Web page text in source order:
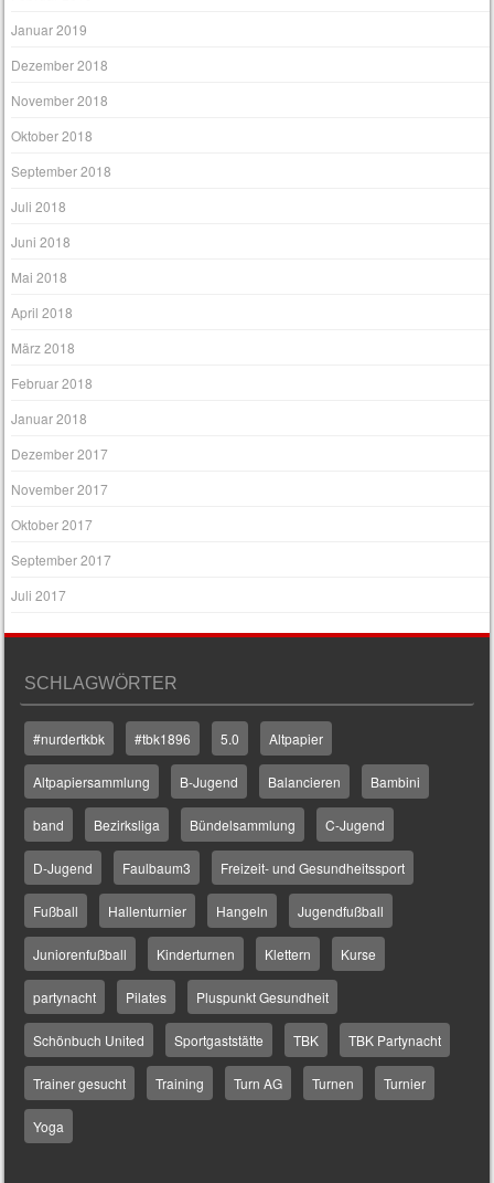
Januar 2019
Dezember 2018
November 2018
Oktober 2018
September 2018
Juli 2018
Juni 2018
Mai 2018
April 2018
März 2018
Februar 2018
Januar 2018
Dezember 2017
November 2017
Oktober 2017
September 2017
Juli 2017
SCHLAGWÖRTER
#nurdertkbk #tbk1896 5.0 Altpapier
Altpapiersammlung B-Jugend Balancieren Bambini
band Bezirksliga Bündelsammlung C-Jugend
D-Jugend Faulbaum3 Freizeit- und Gesundheitssport
Fußball Hallenturnier Hangeln Jugendfußball
Juniorenfußball Kinderturnen Klettern Kurse
partynacht Pilates Pluspunkt Gesundheit
Schönbuch United Sportgaststätte TBK TBK Partynacht
Trainer gesucht Training Turn AG Turnen Turnier
Yoga